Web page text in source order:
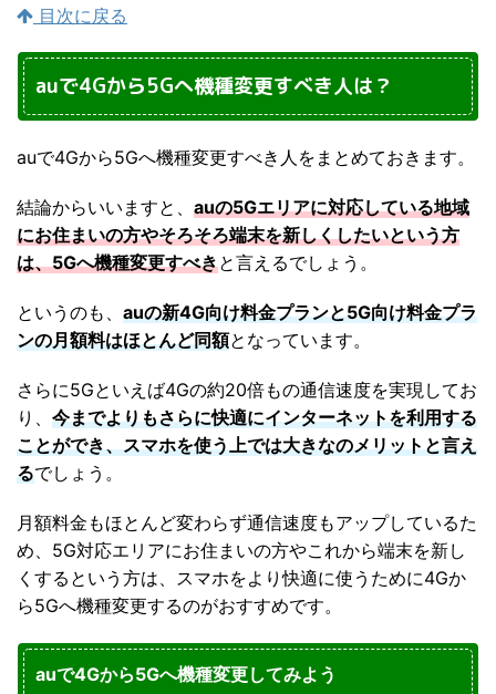
目次に戻る
auで4Gから5Gへ機種変更すべき人は？
auで4Gから5Gへ機種変更すべき人をまとめておきます。
結論からいいますと、 auの5Gエリアに対応している地域
にお住まいの方やそろそろ端末を新しくしたいという方
は、5Gへ機種変更すべきと言えるでしょう。
というのも、 auの新4G向け料金プランと5G向け料金プラ
ンの月額料はほとんど同額となっています。
さらに5Gといえば4Gの約20倍もの通信速度を実現してお
り、 今までよりもさらに快適にインターネットを利用する
ことができ、スマホを使う上では大きなのメリットと言え
るでしょう。
月額料金もほとんど変わらず通信速度もアップしているた
め、5G対応エリアにお住まいの方やこれから端末を新し
くするという方は、スマホをより快適に使うために4Gか
ら5Gへ機種変更するのがおすすめです。
auで4Gから5Gへ機種変更してみよう